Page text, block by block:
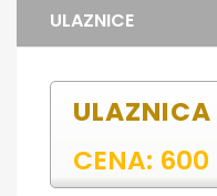
ULAZNICE
ULAZNICA
CENA: 600